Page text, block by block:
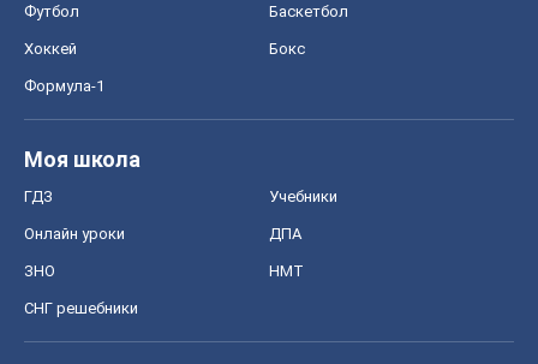
Футбол Баскетбол
Хоккей Бокс
Формула-1
Моя школа
ГДЗ Учебники
Онлайн уроки ДПА
ЗНО НМТ
СНГ решебники